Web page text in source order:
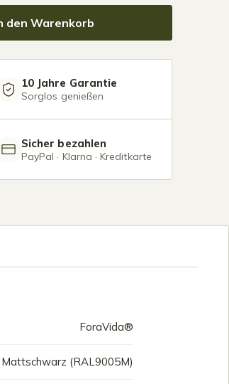
den Warenkorb
10 Jahre Garantie
Sorglos genießen
Sicher bezahlen
PayPal · Klarna · Kreditkarte
ForaVida®
(RAL9005M)